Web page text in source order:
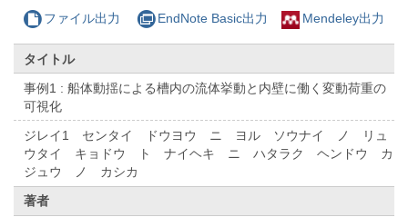
ファイル出力 EndNote Basic出力 Mendeley出力
タイトル
事例1 : 船体動揺による槽内の流体挙動と内壁に働く変動荷重の
可視化
ジレイ1 センタイ ドウヨウ ニ ヨル ソウナイ ノ リュ
ウタイ キョドウ ト ナイヘキ ニ ハタラク ヘンドウ カ
ジュウ ノ カシカ
著者